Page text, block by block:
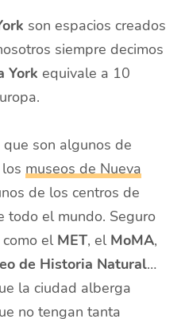
son espacios creados
siempre decimos
Yorkequivale a 10
son algunos de
losmuseos de Nueva
de los centros de
todo el mundo. Seguro
el MET, el MoMA,
de Historia Natural…
la ciudad alberga
no tengan tanta